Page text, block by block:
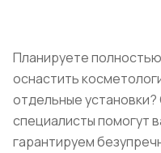
Планируете полностью
оснастить
отдельные
специалисты помогут
гарантируем